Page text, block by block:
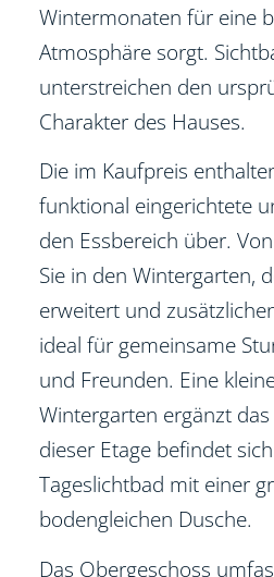
Wintermonaten für eine
Atmosphäre sorgt.
unterstreichen den
Charakter des Hauses.
Die im Kaufpreis
funktional eingerichtete
den Essbereich über.
Sie in den Wintergarten,
erweitert und
ideal für gemeinsame
und Freunden. Eine
Wintergarten ergänzt
dieser Etage befindet
Tageslichtbad mit einer
bodengleichen Dusche.
Das Obergeschoss